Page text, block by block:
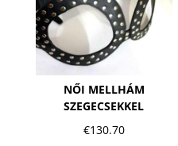
NŐI MELLHÁM
SZEGECSEKKEL
€130.70